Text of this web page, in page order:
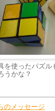
を使ったパズル
うかな？
のメッセージ